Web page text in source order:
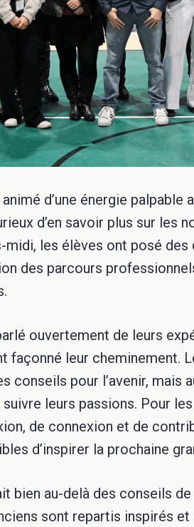
d’une énergie
d’en savoir plus sur les
midi, les élèves ont posé
des parcours
ouvertement de leurs
façonné leur cheminement.
conseils pour l’avenir, mais
leurs passions. Pour
de connexion et de
d’inspirer la prochaine
bien au-delà des conseils
sont repartis inspirés